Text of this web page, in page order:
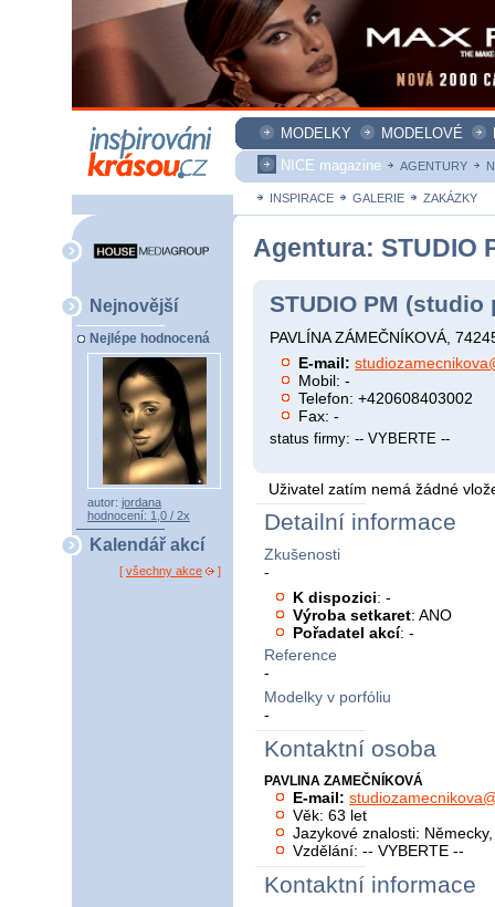
MODELKY MODELOVÉ
NICE magazine
AGENTURY
INSPIRACE GALERIE ZAKÁZKY
Nejnovější
Nejlépe hodnocená
autor: jordana
hodnocení: 1,0 / 2x
Kalendář akcí
[ všechny akce ]
Agentura: STUDIO
STUDIO PM (studio
PAVLÍNA ZÁMEČNÍKOVÁ,
E-mail:
Mobil: -
Telefon: +420608403002
Fax: -
status firmy: -- VYBERTE --
Uživatel zatím nemá žádné
Detailní informace
Zkušenosti
-
K dispozici: -
Výroba setkaret: ANO
Pořadatel akcí: -
Reference
-
Modelky v porfóliu
-
Kontaktní osoba
PAVLINA ZAMEČNÍKOVÁ
E-mail:
Věk: 63 let
Jazykové znalosti:
Vzdělání: -- VYBERTE --
Kontaktní informace